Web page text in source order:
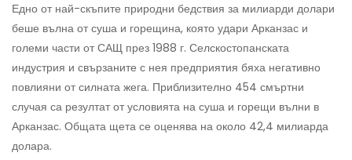
Едно от най-скъпите природни бедствия за милиарди долари
беше вълна от суша и горещина, която удари Арканзас и
големи части от САЩ през 1988 г. Селскостопанската
индустрия и свързаните с нея предприятия бяха негативно
повлияни от силната жега. Приблизително 454 смъртни
случая са резултат от условията на суша и горещи вълни в
Арканзас. Общата щета се оценява на около 42,4 милиарда
долара.